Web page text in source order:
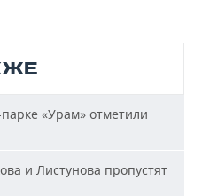
«Урам» отметили
и Листунова пропустят